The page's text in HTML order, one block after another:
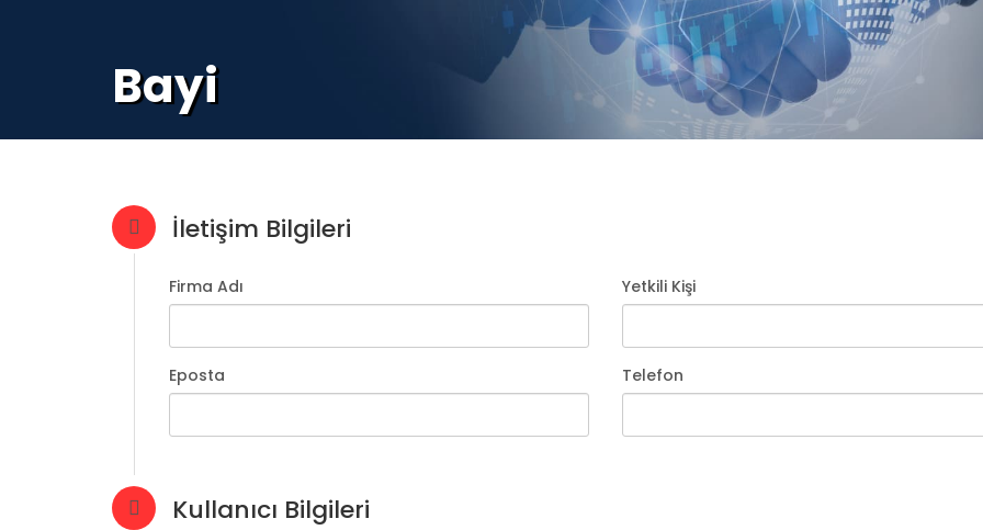
Bayi
İletişim Bilgileri
Firma Adı Yetkili Kişi
Eposta Telefon
Kullanıcı Bilgileri